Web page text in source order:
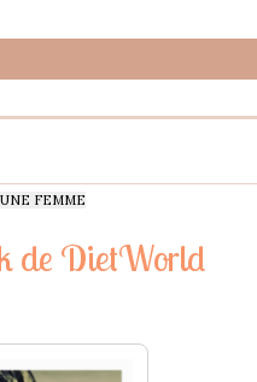
FEMME
de DietWorld